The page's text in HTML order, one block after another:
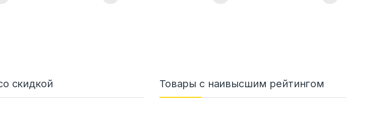
скидкой Товары с наивысшим рейтингом